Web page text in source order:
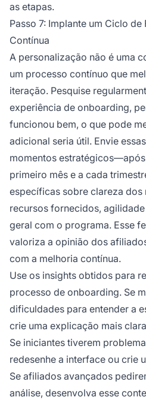
as etapas.
Passo 7: Implante um Ciclo
Contínua
A personalização não é uma
um processo contínuo que
iteração. Pesquise
experiência de onboarding,
funcionou bem, o que pode
adicional seria útil. Envie
momentos
primeiro mês e a cada
específicas sobre clareza dos
recursos fornecidos,
geral com o programa. Esse
valoriza a opinião dos
com a melhoria contínua.
Use os insights obtidos para
processo de onboarding. Se
dificuldades para entender a
crie uma explicação mais
Se iniciantes tiverem
redesenhe a interface ou crie
Se afiliados avançados
análise, desenvolva esse